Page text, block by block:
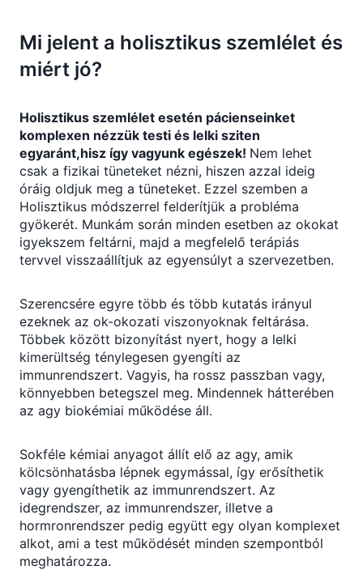
Mi jelent a holisztikus szemlélet és
miért jó?
Holisztikus szemlélet esetén pácienseinket
komplexen nézzük testi és lelki sziten
egyaránt,hisz így vagyunk egészek! Nem lehet
csak a fizikai tüneteket nézni, hiszen azzal ideig
óráig oldjuk meg a tüneteket. Ezzel szemben a
Holisztikus módszerrel felderítjük a probléma
gyökerét. Munkám során minden esetben az okokat
igyekszem feltárni, majd a megfelelő terápiás
tervvel visszaállítjuk az egyensúlyt a szervezetben.
Szerencsére egyre több és több kutatás irányul
ezeknek az ok-okozati viszonyoknak feltárása.
Többek között bizonyítást nyert, hogy a lelki
kimerültség ténylegesen gyengíti az
immunrendszert. Vagyis, ha rossz passzban vagy,
könnyebben betegszel meg. Mindennek hátterében
az agy biokémiai működése áll.
Sokféle kémiai anyagot állít elő az agy, amik
kölcsönhatásba lépnek egymással, így erősíthetik
vagy gyengíthetik az immunrendszert. Az
idegrendszer, az immunrendszer, illetve a
hormronrendszer pedig együtt egy olyan komplexet
alkot, ami a test működését minden szempontból
meghatározza.